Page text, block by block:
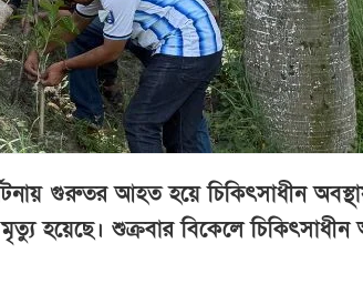
গুরুতর আহত হয়ে চিকিৎসাধীন
হয়েছে। শুক্রবার বিকেলে চিকিৎসাধীন